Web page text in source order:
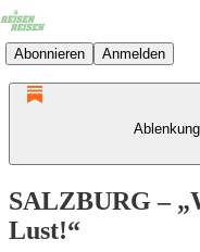
Abonnieren Anmelden
SALZBURG –
Lust!“